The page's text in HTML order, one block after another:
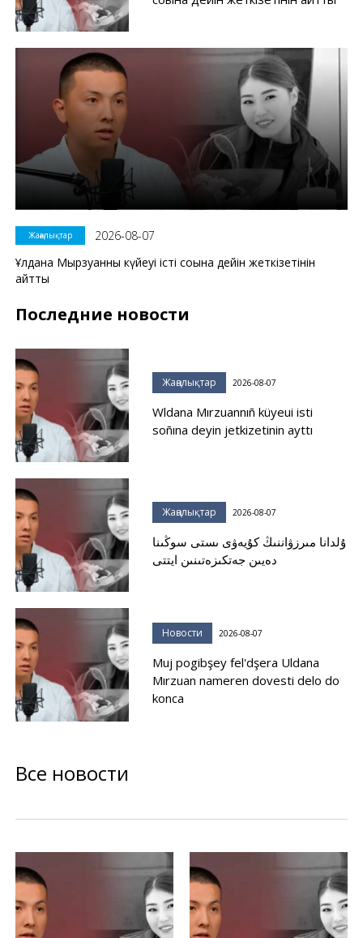
Жаңалықтар
2026-08-07
Ұлдана Мырзуанның күйеуі істі соңына дейін жеткізетінін
айтты
Последние новости
Жаңалықтар 2026-08-07
Wldana Mırzuannıñ küyeui isti
soñına deyin jetkizetinin ayttı
Жаңалықтар 2026-08-07
ۇلدانا مىرزۋاننىڭ كۇيەۋى ىستى سوڭىنا
دەيىن جەتكىزەتىنىن ايتتى
Новости 2026-08-07
Muj pogibşey fel'dşera Uldana
Mırzuan nameren dovesti delo do
konca
Все новости